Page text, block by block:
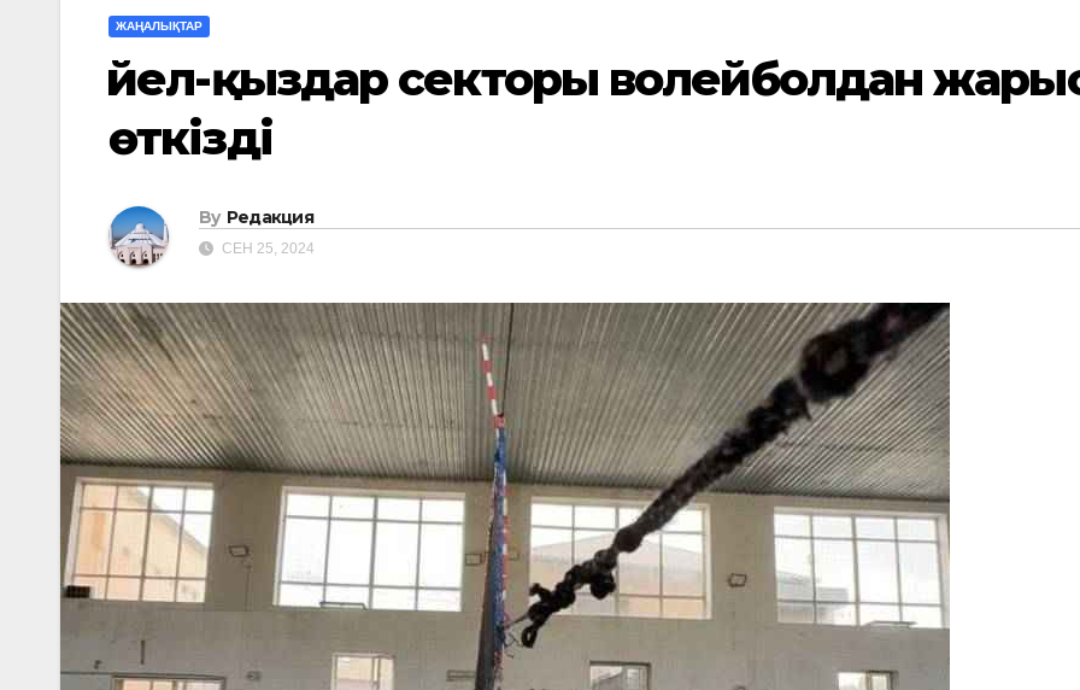
ЖАҢАЛЫҚТАР
Әйел-қыздар секторы волейболдан
өткізді
By Редакция
СЕН 25, 2024